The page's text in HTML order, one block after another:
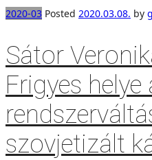
2020-03 Posted 2020.03.08. by
Sátor
Frigyes helye
szovjetizált